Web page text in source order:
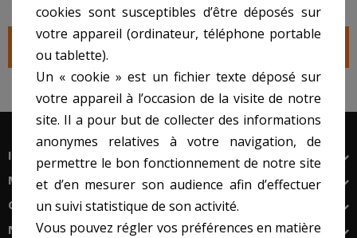
Pas de nouveaux produits
INFORMATIONS
MON COMPTE
CONTACTS
NEWSLETTER
cookies sont susceptibles d’être déposés sur
votre appareil (ordinateur, téléphone portable
ou tablette).
Un « cookie » est un fichier texte déposé sur
votre appareil à l’occasion de la visite de notre
site. Il a pour but de collecter des informations
anonymes relatives à votre navigation, de
permettre le bon fonctionnement de notre site
et d’en mesurer son audience afin d’effectuer
un suivi statistique de son activité.
Vous pouvez régler vos préférences en matière